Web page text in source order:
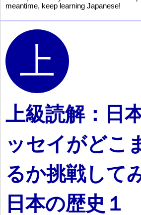
meantime, keep learning Japanese!
上級読解：日
ッセイがどこ
るか挑戦して
日本の歴史１